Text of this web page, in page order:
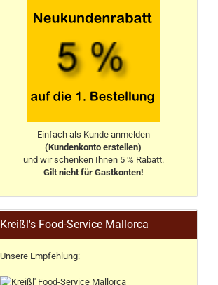
Einfach als Kunde anmelden
(Kundenkonto erstellen)
und wir schenken Ihnen 5 % Rabatt.
Gilt nicht für Gastkonten!
Kreißl's Food-Service Mallorca
Unsere Empfehlung: